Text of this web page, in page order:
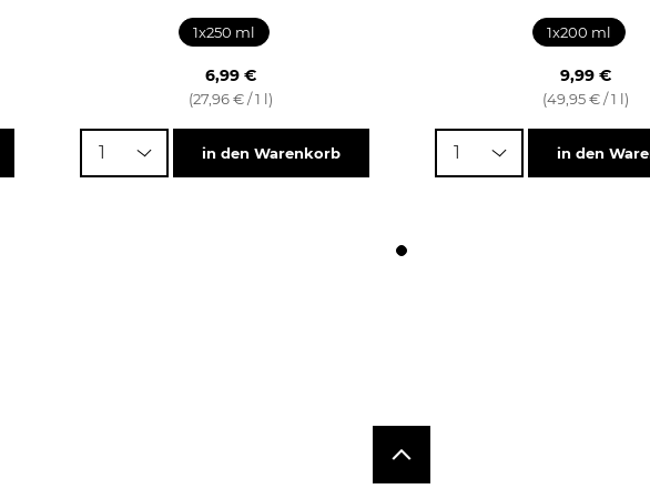
1x250 ml
6,99 €
(27,96 € / 1 l)
1 in den Warenkorb
1x200 ml
9,99 €
(49,95 € / 1 l)
1 in den